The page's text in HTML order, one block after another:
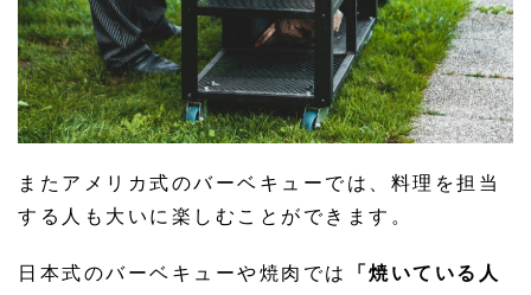
またアメリカ式のバーベキューでは、料理を担当
する人も大いに楽しむことができます。
日本式のバーベキューや焼肉では
「焼いている人